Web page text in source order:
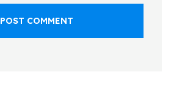
POST COMMENT